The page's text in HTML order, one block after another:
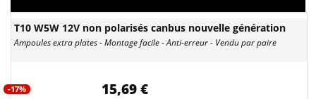
T10 W5W 12V non polarisés canbus nouvelle génération
Ampoules extra plates - Montage facile - Anti-erreur - Vendu par paire
-17% 15,69 €